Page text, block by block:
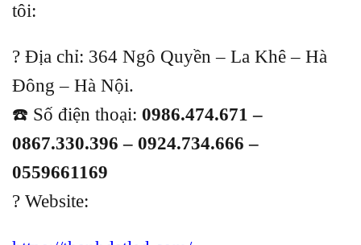
tôi:
? Địa chỉ: 364 Ngô Quyền – La Khê – Hà
Đông – Hà Nội.
☎️ Số điện thoại: 0986.474.671 –
0867.330.396 – 0924.734.666 –
0559661169
? Website: